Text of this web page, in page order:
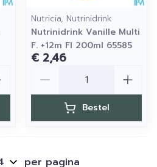
Nutricia, Nutrinidrink
Nutrinidrink Vanille Multi
F. +12m Fl 200ml 65585
€ 2,46
Bestel
per pagina